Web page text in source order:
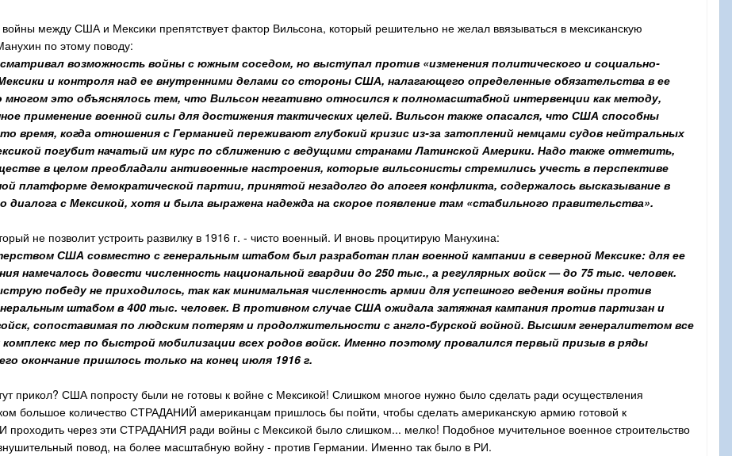
между США и Мексики препятствует фактор Вильсона, который решительно не желал ввязываться в мексиканскую
по этому поводу:
возможность войны с южным соседом, но выступал против «изменения политического и социально-
и контроля над ее внутренними делами со стороны США, налагающего определенные обязательства в ее
многом это объяснялось тем, что Вильсон негативно относился к полномасштабной интервенции как методу,
применение военной силы для достижения тактических целей. Вильсон также опасался, что США способны
время, когда отношения с Германией переживают глубокий кризис из-за затоплений немцами судов нейтральных
погубит начатый им курс по сближению с ведущими странами Латинской Америки. Надо также отметить,
в целом преобладали антивоенные настроения, которые вильсонисты стремились учесть в перспективе
платформе демократической партии, принятой незадолго до апогея конфликта, содержалось высказывание в
диалога с Мексикой, хотя и была выражена надежда на скорое появление там «стабильного правительства».
не позволит устроить развилку в 1916 г. - чисто военный. И вновь процитирую Манухина:
США совместно с генеральным штабом был разработан план военной кампании в северной Мексике: для ее
намечалось довести численность национальной гвардии до 250 тыс., а регулярных войск — до 75 тыс. человек.
победу не приходилось, так как минимальная численность армии для успешного ведения войны против
штабом в 400 тыс. человек. В противном случае США ожидала затяжная кампания против партизан и
сопоставимая по людским потерям и продолжительности с англо-бурской войной. Высшим генералитетом все
мер по быстрой мобилизации всех родов войск. Именно поэтому провалился первый призыв в ряды
окончание пришлось только на конец июля 1916 г.
прикол? США попросту были не готовы к войне с Мексикой! Слишком многое нужно было сделать ради осуществления
большое количество СТРАДАНИЙ американцам пришлось бы пойти, чтобы сделать американскую армию готовой к
проходить через эти СТРАДАНИЯ ради войны с Мексикой было слишком... мелко! Подобное мучительное военное строительство
повод, на более масштабную войну - против Германии. Именно так было в РИ.